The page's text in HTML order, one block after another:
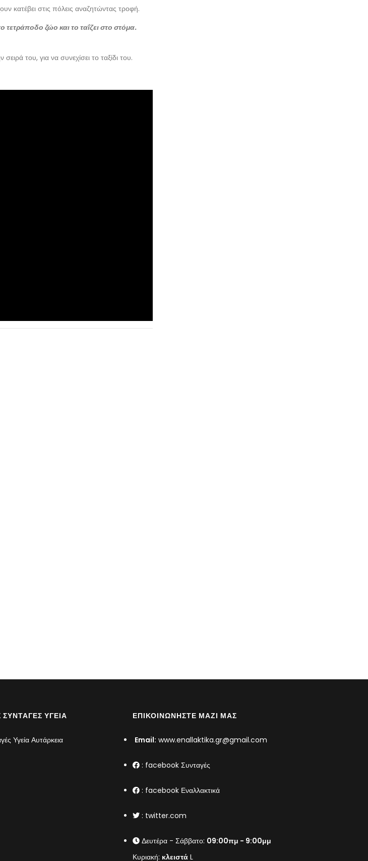
κατέβει στις πόλεις αναζητώντας τροφή.
ζώο και το ταΐζει στο στόμα.
του, για να συνεχίσει το ταξίδι του.
ΥΓΕΊΑ
Υγεία Αυτάρκεια
ΕΠΙΚΟΙΝΩΝΉΣΤΕ ΜΑΖΊ ΜΑΣ
Email: www.enallaktika.gr@gmail.com
: facebook Συνταγές
: facebook Εναλλακτικά
: twitter.com
Δευτέρα - Σάββατο: 09:00πμ - 9:00μμ
Κυριακή: κλειστά L